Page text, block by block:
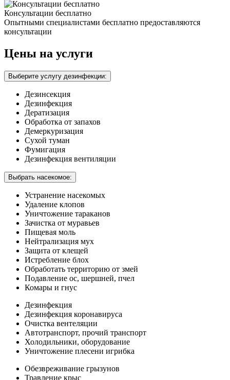
Консультации бесплатно
Опытными специалистами бесплатно предоставляются
консультации
Цены на услуги
Выберите услугу дезинфекции:
Дезинсекция
Дезинфекция
Дератизация
Обработка от запахов
Демеркуризация
Сухой туман
Фумигация
Дезинфекция вентиляции
Выбрать насекомое:
Устранение насекомых
Удаление клопов
Уничтожение тараканов
Зачистка от муравьев
Пищевая моль
Нейтрализация мух
Защита от клещей
Истребление блох
Обработать территорию от змей
Подавление ос, шершней, пчел
Комары и гнус
Дезинфекция
Дезинфекция коронавируса
Очистка вентеляции
Автотранспорт, прочий транспорт
Холодильники, оборудование
Уничтожение плесени игрибка
Обезвреживание грызунов
Травление крыс